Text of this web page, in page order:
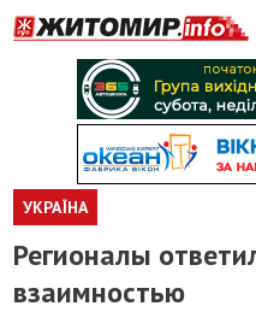
УКРАЇНА
Регионалы
взаимностью